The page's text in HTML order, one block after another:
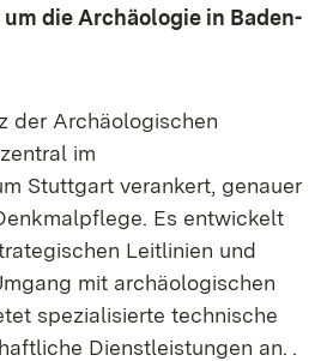
die Archäologie in Baden-
der Archäologischen
im
Stuttgart verankert, genauer
Es entwickelt
Leitlinien und
mit archäologischen
spezialisierte technische
Dienstleistungen an. .